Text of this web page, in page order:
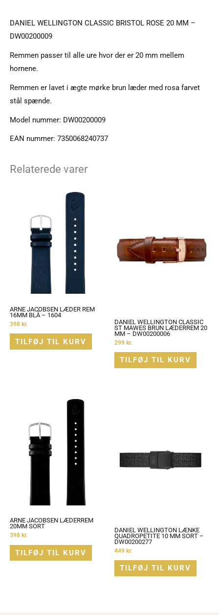
DANIEL WELLINGTON CLASSIC BRISTOL ROSE 20 MM –
DW00200009
Remmen passer til alle ure hvor der er 20 mm mellem
hornene.
Remmen er lavet i ægte mørke brun læder med rosa farvet
stål spænde.
Model nummer: DW00200009
EAN nummer: 7350068240737
Relaterede varer
ARNE JACOBSEN LÆDER REM
16MM BLÅ – 1604
398 kr.
TILFØJ TIL KURV
DANIEL WELLINGTON CLASSIC
ST MAWES BRUN LÆDERREM 20
MM – DW00200006
299 kr.
TILFØJ TIL KURV
ARNE JACOBSEN LÆDERREM
20MM SORT
398 kr.
TILFØJ TIL KURV
DANIEL WELLINGTON LÆNKE
QUADROPETITE 10 MM SORT –
DW00200277
449 kr.
TILFØJ TIL KURV